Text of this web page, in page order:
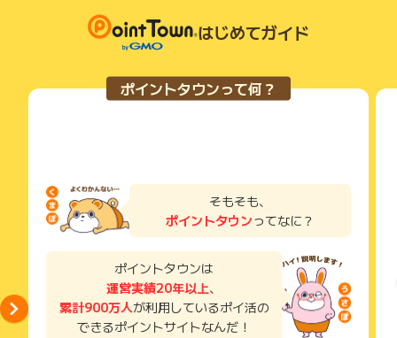
メールアドレス、申込日時、ユーザー識別子、名前、電話番号
※ポイントに関するお問い合わせは、
お問い合わせをした場合、ポイント獲得対象外となる場合がご
ざいます。
て一度でも同サービス・お買い物を利用されたことがある場合
ご利用前には、Cookieの削除をおこなっていただくことを推奨
サービス・お買い物利用時にお電話など2つ以上の申し込み方
法がある場合、必ずサイト上のWEBフォームからお申し込みく
了などのメールは、ポイント獲得するまで必ず保管してくださ
獲得待ち・獲得失敗の状態でお問い合わせされる際に、該当の
メールを送っていただく場合がございます。
そのため、紛失・破棄された場合は対応いたしかねますので、
ご注意ください。
(※) SafariやChromeなどwebサイトを表示するアプリのこと
条件を達成しているかどうかは各広告主ではなく、代理店が行
っているため、広告主はポイントに関する詳細を把握しており
そのため、ポイントタウンのポイントに関するお問い合わせを
広告主様に直接行わないようお願いいたします。
企画･開発を徹底しており、テレビCMをはじめとしたブランデ
ィング戦略やグループ一体となったきめ細かい管理サポート
で、高い入居率を実現しています。
※空室１日目から空室としてカウントし、入居率を算出。（202
4年3月末現在）
一切不要で、登録から投資、利益分配まですべてインターネッ
ト上で完結します。
はじめてガイド
ポイントタウンって何？
そもそも、
ポイントタウンってなに？
ポイントタウンは
運営実績20年以上、
累計900万人が利用しているポイ活の
できるポイントサイトなんだ！